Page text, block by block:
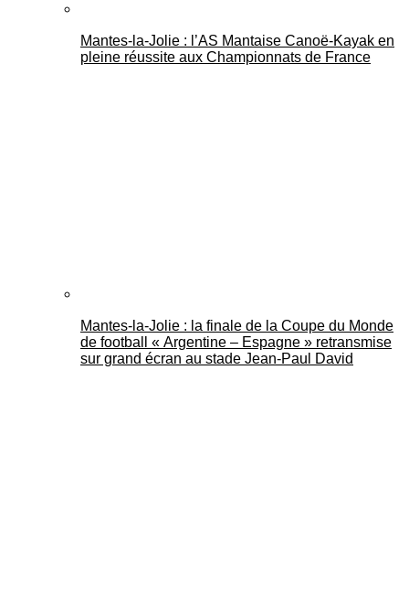
Mantes-la-Jolie : l’AS Mantaise Canoë‑Kayak en
pleine réussite aux Championnats de France
Mantes-la-Jolie : la finale de la Coupe du Monde
de football « Argentine – Espagne » retransmise
sur grand écran au stade Jean-Paul David